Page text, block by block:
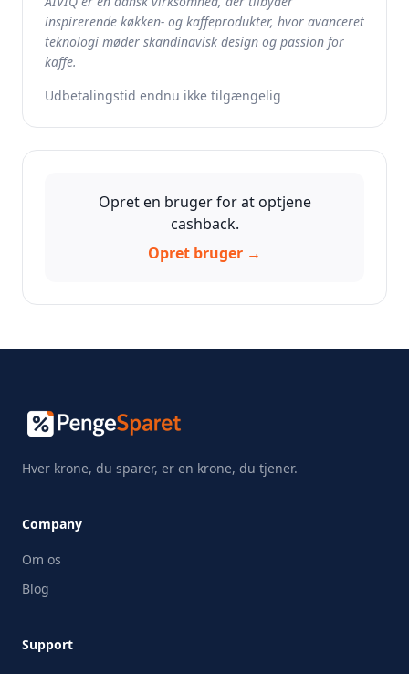
inspirerende køkken- og kaffeprodukter, hvor avanceret
teknologi møder skandinavisk design og passion for
kaffe.
Udbetalingstid endnu ikke tilgængelig
Opret en bruger for at optjene
cashback.
Opret bruger →
Hver krone, du sparer, er en krone, du tjener.
Company
Om os
Blog
Support